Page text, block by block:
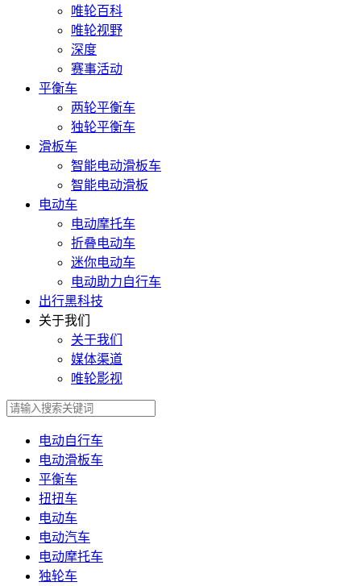
唯轮百科
唯轮视野
深度
赛事活动
平衡车
两轮平衡车
独轮平衡车
滑板车
智能电动滑板车
智能电动滑板
电动车
电动摩托车
折叠电动车
迷你电动车
电动助力自行车
出行黑科技
关于我们
关于我们
媒体渠道
唯轮影视
电动自行车
电动滑板车
平衡车
扭扭车
电动车
电动汽车
电动摩托车
独轮车